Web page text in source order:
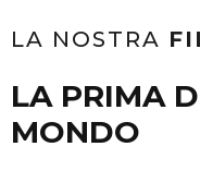
LA NOSTRA
LA PRIMA
MONDO